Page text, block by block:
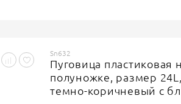
Sn632
Пуговица пластиковая
полуножке, размер
темно-коричневый с